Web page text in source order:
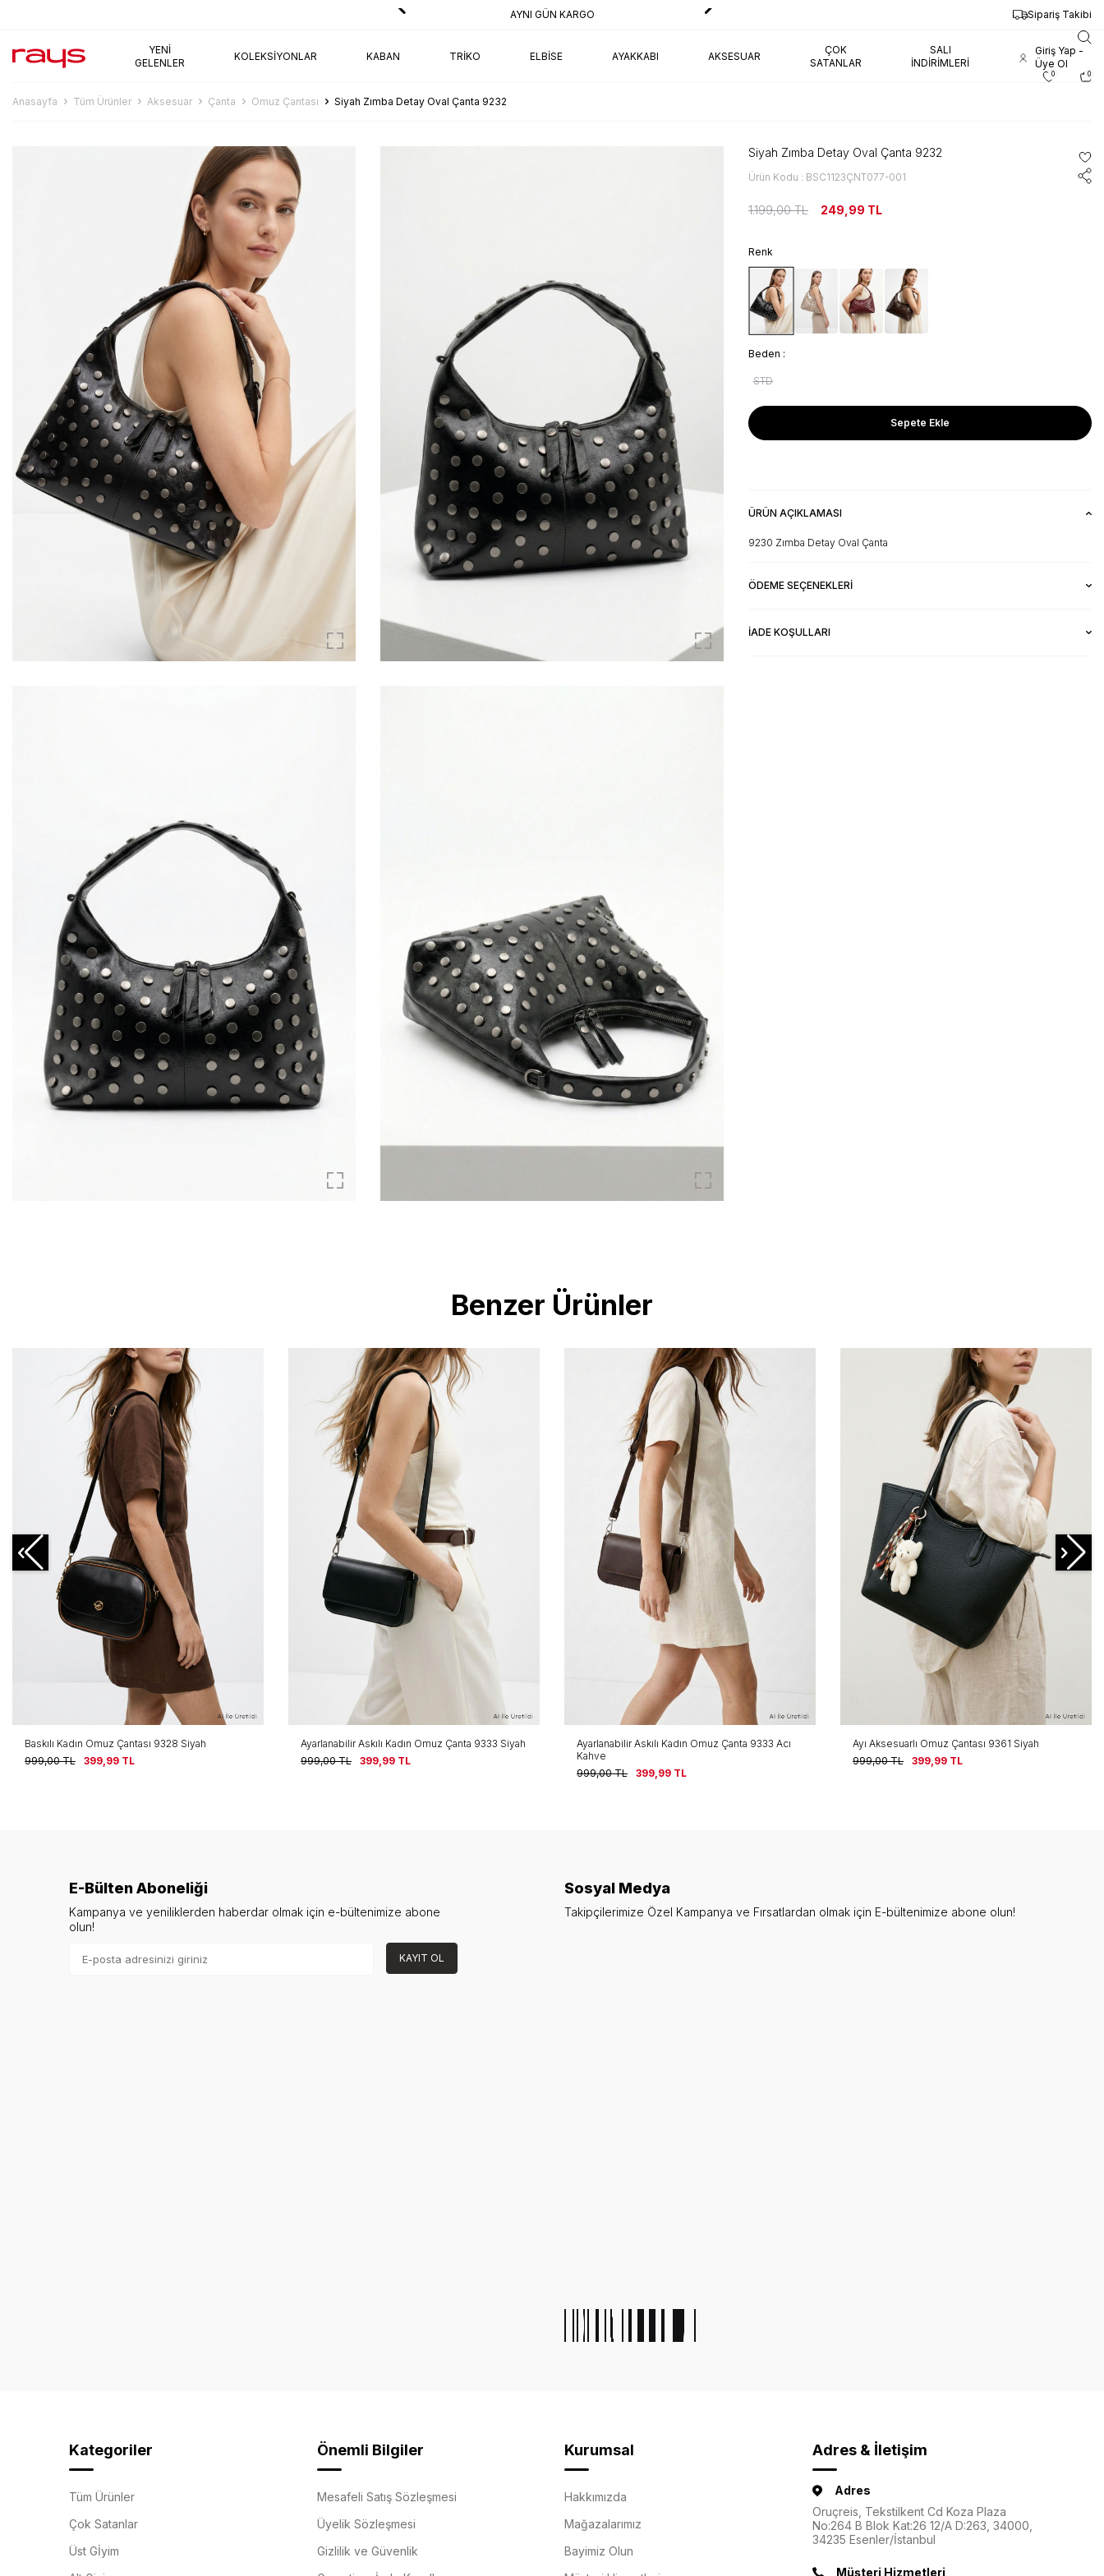
AYNI GÜN KARGO Sipariş Takibi
YENI
GELENLER
KOLEKSIYONLAR KABAN TRIKO ELBISE AYAKKABI AKSESUAR
ÇOK
SATANLAR
SALI
İNDIRIMLERI
Giriş Yap -
Üye Ol
0 0
Anasayfa Tüm Ürünler Aksesuar Çanta Omuz Çantası Siyah Zımba Detay Oval Çanta 9232
Siyah Zımba Detay Oval Çanta 9232
Ürün Kodu : BSC1123ÇNT077-001
1.199,00TL 249,99 TL
Renk
Beden :
STD
Sepete Ekle
ÜRÜN AÇIKLAMASI
9230 Zımba Detay Oval Çanta
ÖDEME SEÇENEKLERI
İADE KOŞULLARI
Benzer Ürünler
Baskılı Kadın Omuz Çantası 9328 Siyah
999,00TL 399,99 TL
Ayarlanabilir Askılı Kadın Omuz Çanta 9333 Siyah
999,00TL 399,99 TL
Ayarlanabilir Askılı Kadın Omuz Çanta 9333 Acı
Kahve
999,00TL 399,99 TL
Ayı Aksesuarlı Omuz Çantası 9361 Siyah
999,00TL 399,99 TL
E-Bülten Aboneliği
Kampanya ve yeniliklerden haberdar olmak için e-bültenimize abone
olun!
KAYIT OL
Sosyal Medya
Takipçilerimize Özel Kampanya ve Fırsatlardan olmak için E-bültenimize abone olun!
Kategoriler
Tüm Ürünler
Çok Satanlar
Üst Gİyim
Önemli Bilgiler
Mesafeli Satış Sözleşmesi
Üyelik Sözleşmesi
Gizlilik ve Güvenlik
Kurumsal
Hakkımızda
Mağazalarımız
Bayimiz Olun
Adres & İletişim
Adres
Oruçreis, Tekstilkent Cd Koza Plaza
No:264 B Blok Kat:26 12/A D:263, 34000,
34235 Esenler/İstanbul
Müşteri Hizmetleri